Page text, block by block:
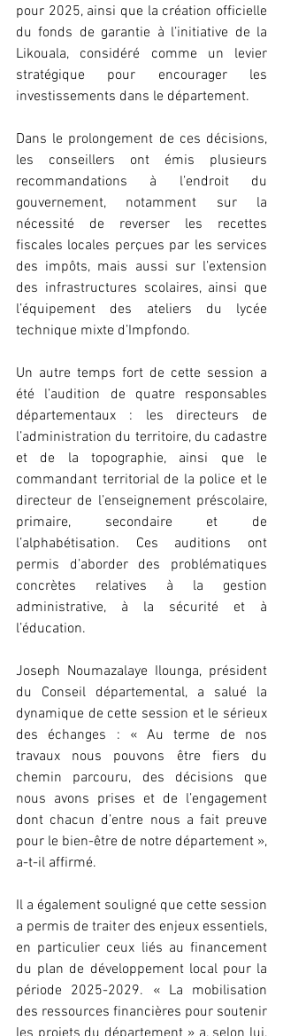
pour 2025, ainsi que la création officielle
du fonds de garantie à l’initiative de la
Likouala, considéré comme un levier
stratégique pour encourager les
investissements dans le département.
Dans le prolongement de ces décisions,
les conseillers ont émis plusieurs
recommandations à l’endroit du
gouvernement, notamment sur la
nécessité de reverser les recettes
fiscales locales perçues par les services
des impôts, mais aussi sur l’extension
des infrastructures scolaires, ainsi que
l’équipement des ateliers du lycée
technique mixte d’Impfondo.
Un autre temps fort de cette session a
été l’audition de quatre responsables
départementaux : les directeurs de
l’administration du territoire, du cadastre
et de la topographie, ainsi que le
commandant territorial de la police et le
directeur de l’enseignement préscolaire,
primaire, secondaire et de
l’alphabétisation. Ces auditions ont
permis d’aborder des problématiques
concrètes relatives à la gestion
administrative, à la sécurité et à
l’éducation.
Joseph Noumazalaye Ilounga, président
du Conseil départemental, a salué la
dynamique de cette session et le sérieux
des échanges : « Au terme de nos
travaux nous pouvons être fiers du
chemin parcouru, des décisions que
nous avons prises et de l’engagement
dont chacun d’entre nous a fait preuve
pour le bien-être de notre département »,
a-t-il affirmé.
Il a également souligné que cette session
a permis de traiter des enjeux essentiels,
en particulier ceux liés au financement
du plan de développement local pour la
période 2025-2029. « La mobilisation
des ressources financières pour soutenir